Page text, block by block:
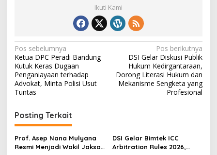
Ikuti Kami
N
a
v
i
a
s
i
Pos sebelumnya
Ketua DPC Peradi Bandung
Kutuk Keras Dugaan
Penganiayaan terhadap
Advokat, Minta Polisi Usut
Tuntas
Pos berikutnya
DSI Gelar Diskusi Publik
Hukum Kedirgantaraan,
Dorong Literasi Hukum dan
Mekanisme Sengketa yang
Profesional
Posting Terkait
Prof. Asep Nana Mulyana
Resmi Menjadi Wakil Jaksa
DSI Gelar Bimtek ICC
Arbitration Rules 2026,